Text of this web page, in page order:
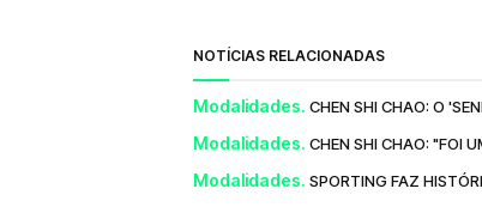
NOTÍCIAS RELACIONADAS
Modalidades. CHEN SHI CHAO: O
Modalidades. CHEN SHI CHAO: "FOI
Modalidades. SPORTING FAZ